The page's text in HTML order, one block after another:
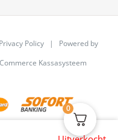
Privacy Policy | Powered by
Kassasysteem
0